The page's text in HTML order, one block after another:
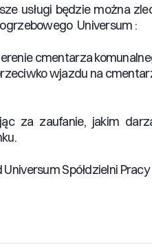
usługi będzie można
Universum :
cmentarza
wjazdu na
za zaufanie, jakim
Universum Spółdzielni Pracy